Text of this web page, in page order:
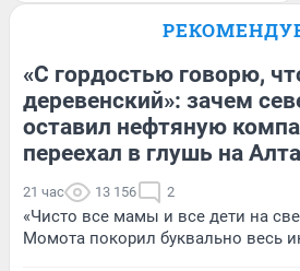
«С гордостью говорю,
деревенский»: зачем
оставил нефтяную
переехал в глушь на
21 час 13 156 2
«Чисто все мамы и все дети на
Момота покорил буквально весь